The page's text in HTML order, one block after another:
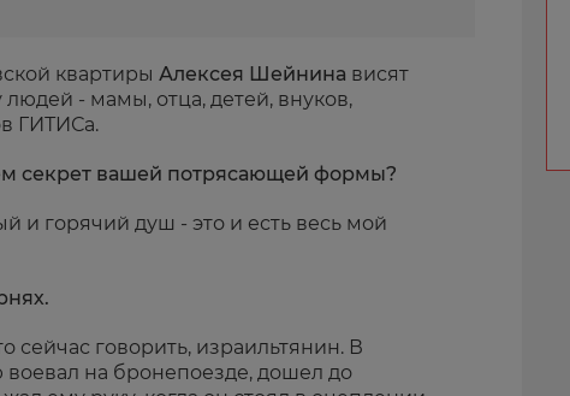
квартиры Алексея Шейнина висят
- мамы, отца, детей, внуков,
ГИТИСа.
секрет вашей потрясающей формы?
и горячий душ - это и есть весь мой
сейчас говорить, израильтянин. В
на бронепоезде, дошел до